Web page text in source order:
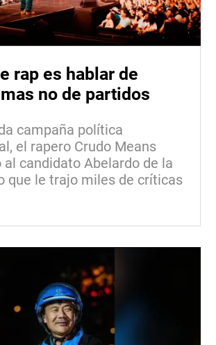
rap es hablar de
no de partidos
campaña política
el rapero Crudo Means
al candidato Abelardo de la
que le trajo miles de críticas